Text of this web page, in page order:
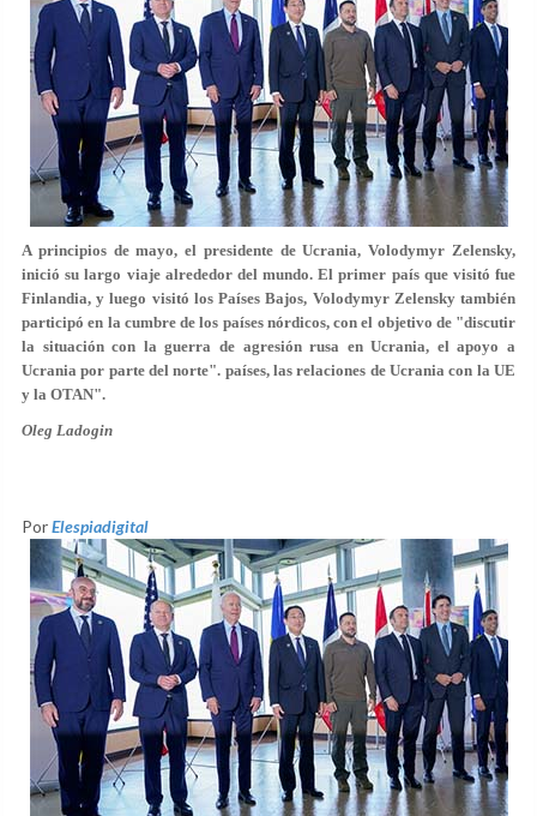
A principios de mayo, el presidente de Ucrania, Volodymyr Zelensky,
inició su largo viaje alrededor del mundo. El primer país que visitó fue
Finlandia, y luego visitó los Países Bajos, Volodymyr Zelensky también
participó en la cumbre de los países nórdicos, con el objetivo de "discutir
la situación con la guerra de agresión rusa en Ucrania, el apoyo a
Ucrania por parte del norte". países, las relaciones de Ucrania con la UE
y la OTAN".
Oleg Ladogin
PorElespiadigital